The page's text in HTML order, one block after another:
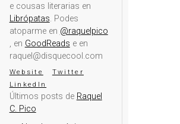
e cousas literarias en
Librópatas. Podes
atoparme en @raquelpico
, en GoodReads e en
raquel@disquecool.com
Website
Twitter
LinkedIn
Últimos posts de Raquel
C. Pico